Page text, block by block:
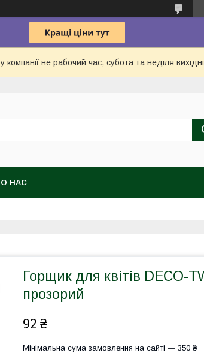
не рабочий час, субота та неділя
О НАС
Горщик для квітів DECO-
прозорий
92 ₴
Мінімальна сума замовлення на сайті — 350 ₴